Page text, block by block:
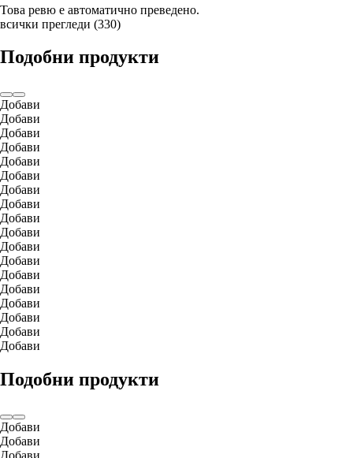
Това ревю е автоматично преведено.
всички прегледи (330)
Подобни продукти
Добави
Добави
Добави
Добави
Добави
Добави
Добави
Добави
Добави
Добави
Добави
Добави
Добави
Добави
Добави
Добави
Добави
Добави
Подобни продукти
Добави
Добави